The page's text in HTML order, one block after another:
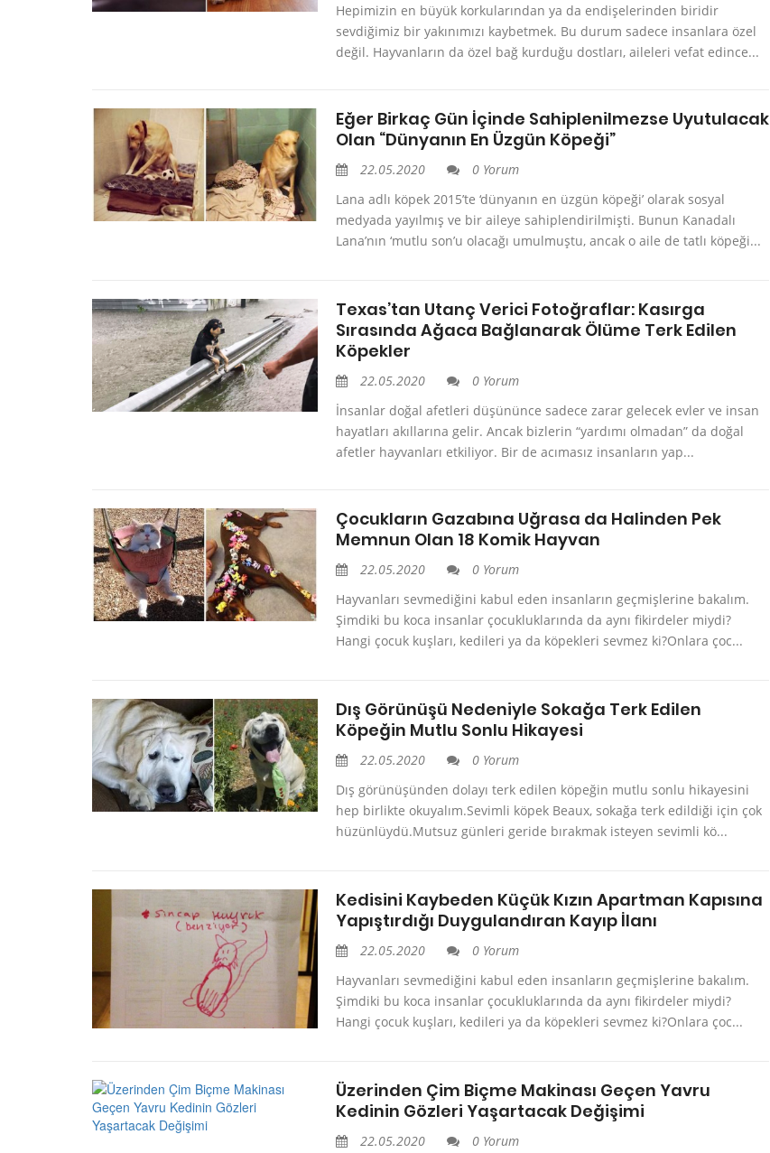
Hepimizin en büyük korkularından ya da endişelerinden biridir
sevdiğimiz bir yakınımızı kaybetmek. Bu durum sadece insanlara özel
değil. Hayvanların da özel bağ kurduğu dostları, aileleri vefat edince...
Eğer Birkaç Gün İçinde Sahiplenilmezse Uyutulacak
Olan “Dünyanın En Üzgün Köpeği”
22.05.2020
0 Yorum
Lana adlı köpek 2015’te ‘dünyanın en üzgün köpeği’ olarak sosyal
medyada yayılmış ve bir aileye sahiplendirilmişti. Bunun Kanadalı
Lana’nın ‘mutlu son’u olacağı umulmuştu, ancak o aile de tatlı köpeği...
Texas’tan Utanç Verici Fotoğraflar: Kasırga
Sırasında Ağaca Bağlanarak Ölüme Terk Edilen
Köpekler
22.05.2020
0 Yorum
İnsanlar doğal afetleri düşününce sadece zarar gelecek evler ve insan
hayatları akıllarına gelir. Ancak bizlerin “yardımı olmadan” da doğal
afetler hayvanları etkiliyor. Bir de acımasız insanların yap...
Çocukların Gazabına Uğrasa da Halinden Pek
Memnun Olan 18 Komik Hayvan
22.05.2020
0 Yorum
Hayvanları sevmediğini kabul eden insanların geçmişlerine bakalım.
Şimdiki bu koca insanlar çocukluklarında da aynı fikirdeler miydi?
Hangi çocuk kuşları, kedileri ya da köpekleri sevmez ki?Onlara çoc...
Dış Görünüşü Nedeniyle Sokağa Terk Edilen
Köpeğin Mutlu Sonlu Hikayesi
22.05.2020
0 Yorum
Dış görünüşünden dolayı terk edilen köpeğin mutlu sonlu hikayesini
hep birlikte okuyalım.Sevimli köpek Beaux, sokağa terk edildiği için çok
hüzünlüydü.Mutsuz günleri geride bırakmak isteyen sevimli kö...
Kedisini Kaybeden Küçük Kızın Apartman Kapısına
Yapıştırdığı Duygulandıran Kayıp İlanı
22.05.2020
0 Yorum
Hayvanları sevmediğini kabul eden insanların geçmişlerine bakalım.
Şimdiki bu koca insanlar çocukluklarında da aynı fikirdeler miydi?
Hangi çocuk kuşları, kedileri ya da köpekleri sevmez ki?Onlara çoc...
Üzerinden Çim Biçme Makinası Geçen Yavru
Kedinin Gözleri Yaşartacak Değişimi
22.05.2020 0 Yorum